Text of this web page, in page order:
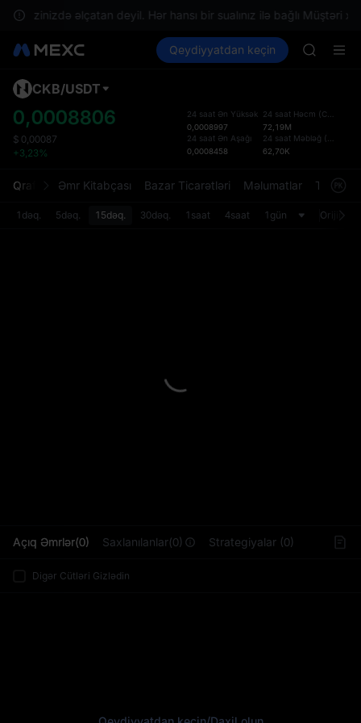
əlçatan deyil. Hər hansı bir sualınız ilə bağlı Müştəri
Bazarlar Spot Futures SPCX
Qeydiyyatdan keçin
SPCX
AAOI
AAOI
SPCX
CKB/USDT
0,0008806
$ 0,00087
+3,23%
24 saat Ən Yüksək
0,0008997
24 saat Ən Aşağı
0,0008458
24 saat Həcm (CKB
72,19M
24 saat Məbləğ (
62,70K
Qrafik Əmr Kitabçası Bazar Ticarətləri Məlumatlar
1dəq. 5dəq. 15dəq. 30dəq. 1saat 4saat 1gün Orijinal
Açıq Əmrlər(0) Saxlanılanlar(0) Strategiyalar (0)
Digər Cütləri Gizlədin